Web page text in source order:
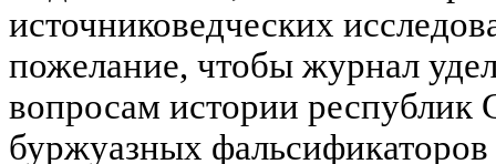
источниковедческих
пожелание, чтобы журнал
вопросам истории республик
буржуазных